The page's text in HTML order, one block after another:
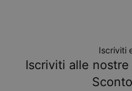
Iscriviti
Iscriviti alle